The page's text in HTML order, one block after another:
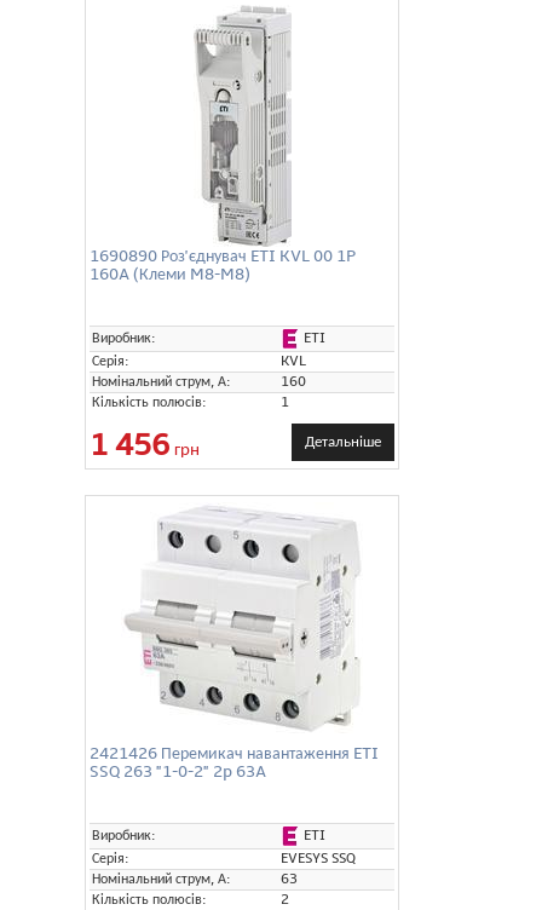
1690890 Роз'єднувач ETI KVL 00 1P
160A (Клеми M8-M8)
Виробник:
ETI
Серія:
KVL
Номінальний струм, А:
160
Кількість полюсів:
1
1 456 грн Детальніше
2421426 Перемикач навантаження ETI
SSQ 263 "1-0-2" 2p 63A
Виробник:
ETI
Серія:
EVESYS SSQ
Номінальний струм, А:
63
Кількість полюсів:
2